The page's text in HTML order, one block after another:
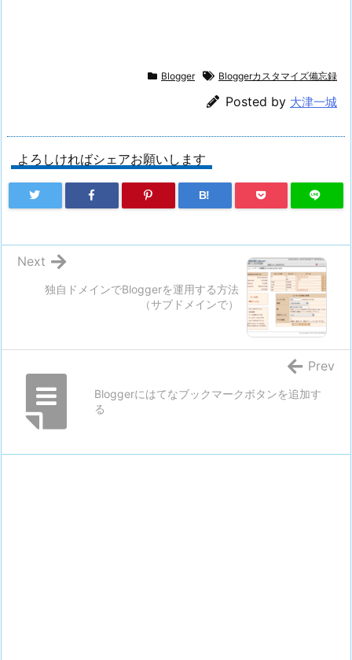
Blogger Bloggerカスタマイズ備忘録
Posted by 大津一城
よろしければシェアお願いします
B!
独自ドメインでBloggerを運用する方法
（サブドメインで）
Next
Bloggerにはてなブックマークボタンを追加す
る
Prev